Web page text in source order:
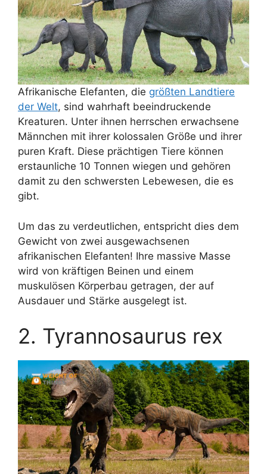
Afrikanische Elefanten, die größten Landtiere
der Welt, sind wahrhaft beeindruckende
Kreaturen. Unter ihnen herrschen erwachsene
Männchen mit ihrer kolossalen Größe und ihrer
puren Kraft. Diese prächtigen Tiere können
erstaunliche 10 Tonnen wiegen und gehören
damit zu den schwersten Lebewesen, die es
gibt.
Um das zu verdeutlichen, entspricht dies dem
Gewicht von zwei ausgewachsenen
afrikanischen Elefanten! Ihre massive Masse
wird von kräftigen Beinen und einem
muskulösen Körperbau getragen, der auf
Ausdauer und Stärke ausgelegt ist.
2. Tyrannosaurus rex